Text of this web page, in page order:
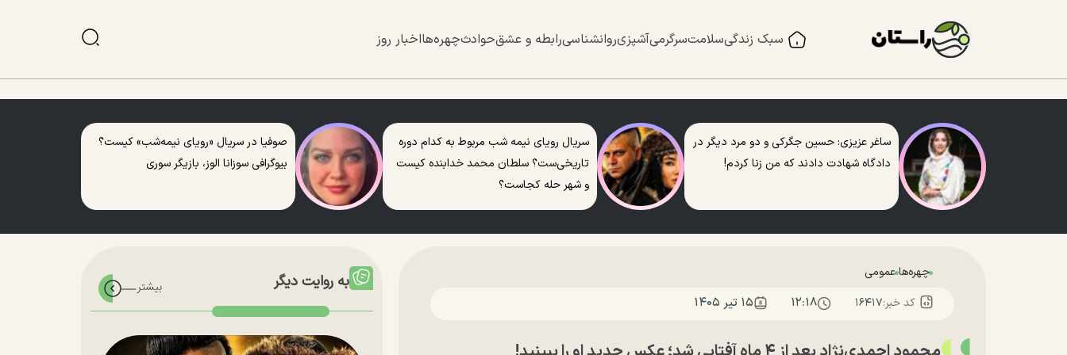
سبک زندگیسلامتسرگرمیآشپزیروانشناسیرابطه و عشقحوادثچهره‌هااخبار روز
ساغر عزیزی: حسین جگرکی و دو مرد دیگر در
دادگاه شهادت دادند که من زنا کردم!
سریال رویای نیمه شب مربوط به کدام دوره
تاریخی‌ست؟ سلطان محمد خدابنده کیست
و شهر حله کجاست؟
صوفیا در سریال «رویای نیمه‌شب» کیست؟
بیوگرافی سوزانا الوز، بازیگر سوری
چهره‌هاعمومی
کد خبر:۱۶۴۱۷ ۱۲:۱۸ ۱۵ تير ۱۴۰۵
به روایت دیگر